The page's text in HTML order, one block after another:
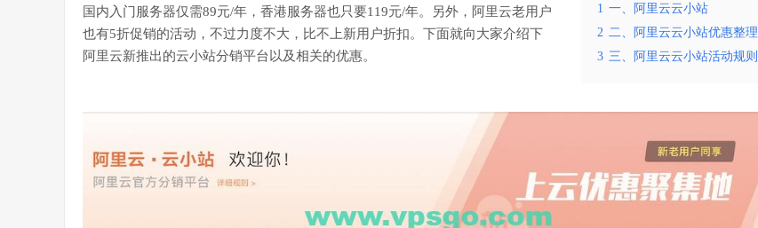
1 一、阿里云云小站
2 二、阿里云云小站优惠整理
3 三、阿里云云小站活动规则
国内入门服务器仅需89元/年，香港服务器也只要119元/年。另外，阿里云老用户
也有5折促销的活动，不过力度不大，比不上新用户折扣。下面就向大家介绍下
阿里云新推出的云小站分销平台以及相关的优惠。